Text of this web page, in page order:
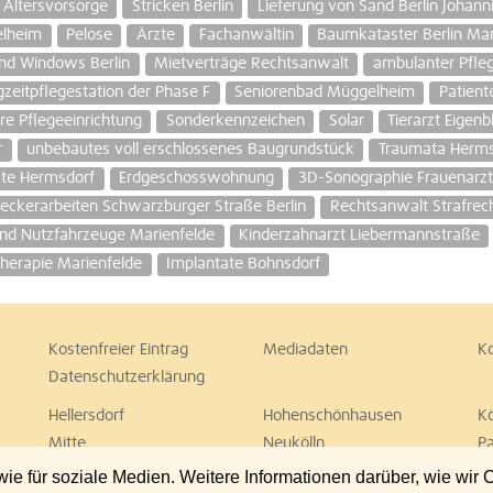
für soziale Medien. Weitere Informationen darüber, wie wir
Altersvorsorge Stricken Berlin Lieferung von Sand Berlin
Pelose Ärzte Fachanwältin Baumkataster Berlin
Windows Berlin Mietverträge Rechtsanwalt
ambulanter
der Phase F Seniorenbad Müggelheim
Pflegeeinrichtung Sonderkennzeichen Solar Tierarzt
unbebautes voll erschlossenes Baugrundstück Traumata
Hermsdorf Erdgeschosswohnung 3D-Sonographie Frauenarzt
Schwarzburger Straße Berlin Rechtsanwalt
Nutzfahrzeuge Marienfelde Kinderzahnarzt Liebermannstraße
Marienfelde Implantate Bohnsdorf
Kostenfreier Eintrag Mediadaten
Datenschutzerklärung
Hellersdorf Hohenschönhausen
Mitte Neukölln
Spandau Steglitz